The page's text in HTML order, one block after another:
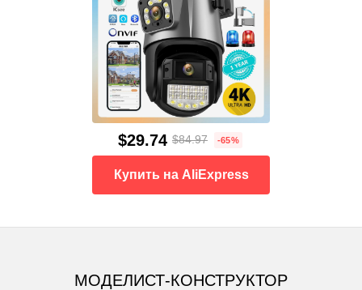
$29.74 $84.97 -65%
Купить на AliExpress
МОДЕЛИСТ-КОНСТРУКТОР